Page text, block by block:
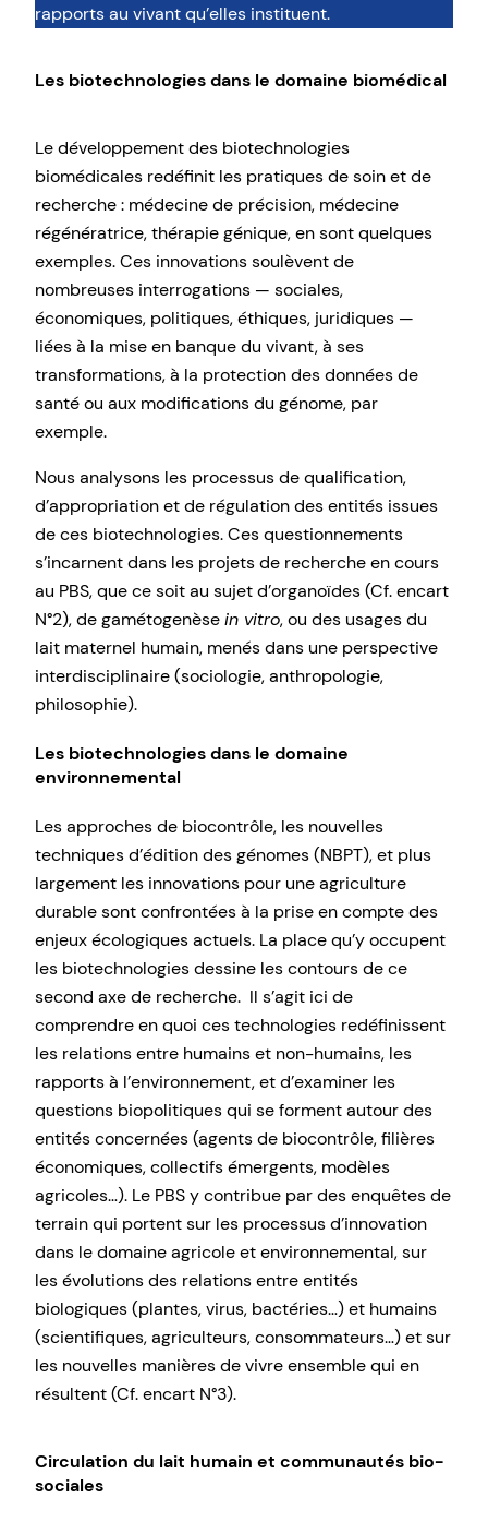
rapports au vivant qu’elles instituent.
Les biotechnologies dans le domaine biomédical
Le développement des biotechnologies
biomédicales redéfinit les pratiques de soin et de
recherche : médecine de précision, médecine
régénératrice, thérapie génique, en sont quelques
exemples. Ces innovations soulèvent de
nombreuses interrogations — sociales,
économiques, politiques, éthiques, juridiques —
liées à la mise en banque du vivant, à ses
transformations, à la protection des données de
santé ou aux modifications du génome, par
exemple.
Nous analysons les processus de qualification,
d’appropriation et de régulation des entités issues
de ces biotechnologies. Ces questionnements
s’incarnent dans les projets de recherche en cours
au PBS, que ce soit au sujet d’organoïdes (Cf. encart
N°2), de gamétogenèsein vitro, ou des usages du
lait maternel humain, menés dans une perspective
interdisciplinaire (sociologie, anthropologie,
philosophie).
Les biotechnologies dans le domaine
environnemental
Les approches de biocontrôle, les nouvelles
techniques d’édition des génomes (NBPT), et plus
largement les innovations pour une agriculture
durable sont confrontées à la prise en compte des
enjeux écologiques actuels. La place qu’y occupent
les biotechnologies dessine les contours de ce
second axe de recherche. Il s’agit ici de
comprendre en quoi ces technologies redéfinissent
les relations entre humains et non-humains, les
rapports à l’environnement, et d’examiner les
questions biopolitiques qui se forment autour des
entités concernées (agents de biocontrôle, filières
économiques, collectifs émergents, modèles
agricoles…). Le PBS y contribue par des enquêtes de
terrain qui portent sur les processus d’innovation
dans le domaine agricole et environnemental, sur
les évolutions des relations entre entités
biologiques (plantes, virus, bactéries…) et humains
(scientifiques, agriculteurs, consommateurs…) et sur
les nouvelles manières de vivre ensemble qui en
résultent (Cf. encart N°3).
Circulation du lait humain et communautés bio-
sociales